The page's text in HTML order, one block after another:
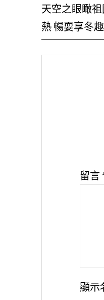
天空之眼瞰
熱 暢耍享冬
留言
顯示